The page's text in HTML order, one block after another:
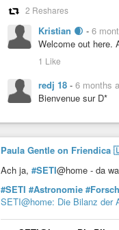
2 Reshares
Kristian 🌒 - 6
Welcome out here.
1 Like
redj 18 - 6 months
Bienvenue sur D*
Paula Gentle on
Ach ja, #SETI@home - da
#SETI #Astronomie
SETI@home: Die Bilanz der